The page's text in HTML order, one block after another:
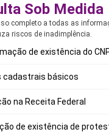
Sob Medida
completo a todas as
riscos de inadimplência.
de existência do
cadastrais básicos
na Receita Federal
de existência de